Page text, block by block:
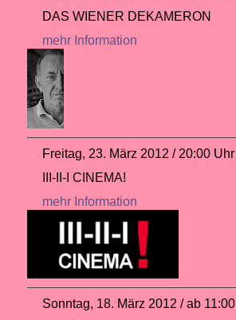
DAS WIENER DEKAMERON
mehr Information
Freitag, 23. März 2012 / 20:00 Uhr
III-II-I CINEMA!
mehr Information
Sonntag, 18. März 2012 / ab